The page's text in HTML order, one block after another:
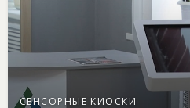
СЕНСОРНЫЕ КИОСКИ